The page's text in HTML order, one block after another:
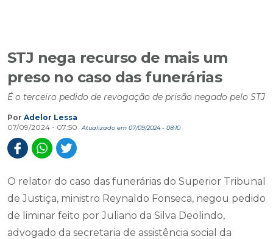
STJ nega recurso de mais um
preso no caso das funerárias
É o terceiro pedido de revogação de prisão negado pelo STJ
Por Adelor Lessa
07/09/2024 - 07:50
Atualizado em 07/09/2024 - 08:10
O relator do caso das funerárias do Superior Tribunal
de Justiça, ministro Reynaldo Fonseca, negou pedido
de liminar feito por Juliano da Silva Deolindo,
advogado da secretaria de assistência social da